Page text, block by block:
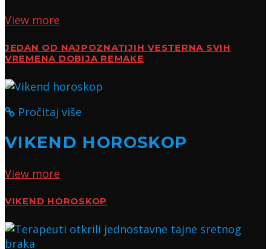
View more
JEDAN OD NAJPOZNATIJIH VESTERNA SVIH
VREMENA DOBIJA REMAKE
Pročitaj više
VIKEND HOROSKOP
View more
VIKEND HOROSKOP